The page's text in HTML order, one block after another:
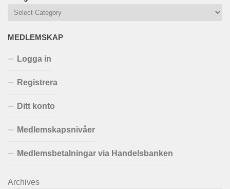
MEDLEMSKAP
Logga in
Registrera
Ditt konto
Medlemskapsnivåer
Medlemsbetalningar via Handelsbanken
Archives